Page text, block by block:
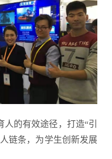
的有效途径，打造“引
链条，为学生创新发展